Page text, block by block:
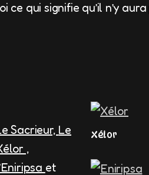
ce qui signifie qu’il n’y
Xélor
Sacrieur, Le
,
et